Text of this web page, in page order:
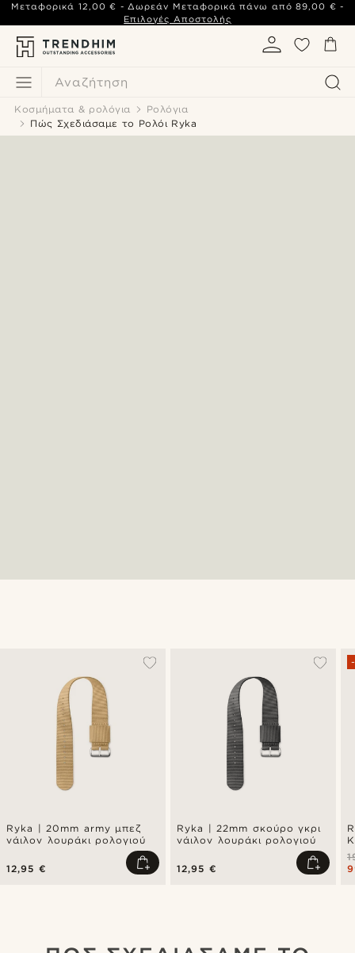
Αναζήτηση
Μεταφορικά 12,00 € - Δωρεάν Μεταφορικά πάνω από 89,00 € -
Επιλογές Αποστολής
Κοσμήματα & ρολόγια
Ρολόγια
Πώς Σχεδιάσαμε το Ρολόι Ryka
Ryka | 20mm army μπεζ
νάιλον λουράκι ρολογιού
12,95 €
Ryka | 22mm σκούρο γκρι
νάιλον λουράκι ρολογιού
12,95 €